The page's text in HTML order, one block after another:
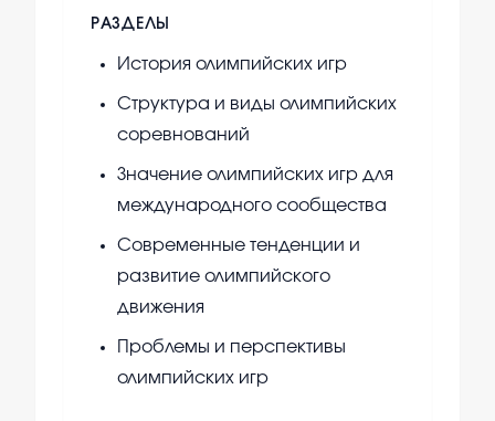
РАЗДЕЛЫ
История олимпийских игр
Структура и виды олимпийских
соревнований
Значение олимпийских игр для
международного сообщества
Современные тенденции и
развитие олимпийского
движения
Проблемы и перспективы
олимпийских игр